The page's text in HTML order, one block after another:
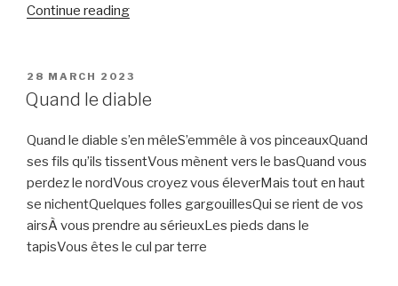
Continue reading“C’est
POSTED
ON
28 MARCH 2023
Quand le diable
Quand le diable s’en mêleS’emmêle à vos pinceauxQuand
ses fils qu’ils tissentVous mènent vers le basQuand vous
perdez le nordVous croyez vous éleverMais tout en haut
se nichentQuelques folles gargouillesQui se rient de vos
airsÀ vous prendre au sérieuxLes pieds dans le
tapisVous êtes le cul par terre